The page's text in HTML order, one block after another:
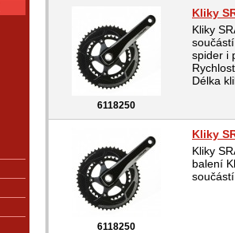
6118250
Kliky
Kliky
spider i
Délka
6118250
Kliky
Kliky
balení